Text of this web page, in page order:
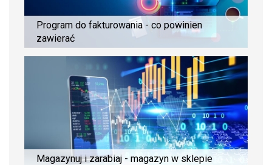
Program do fakturowania - co powinien
zawierać
Magazynuj i zarabiaj - magazyn w sklepie